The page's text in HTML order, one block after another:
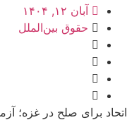
آبان ۱۲, ۱۴۰۴
حقوق بین‌الملل
اتحاد برای صلح در غزه؛